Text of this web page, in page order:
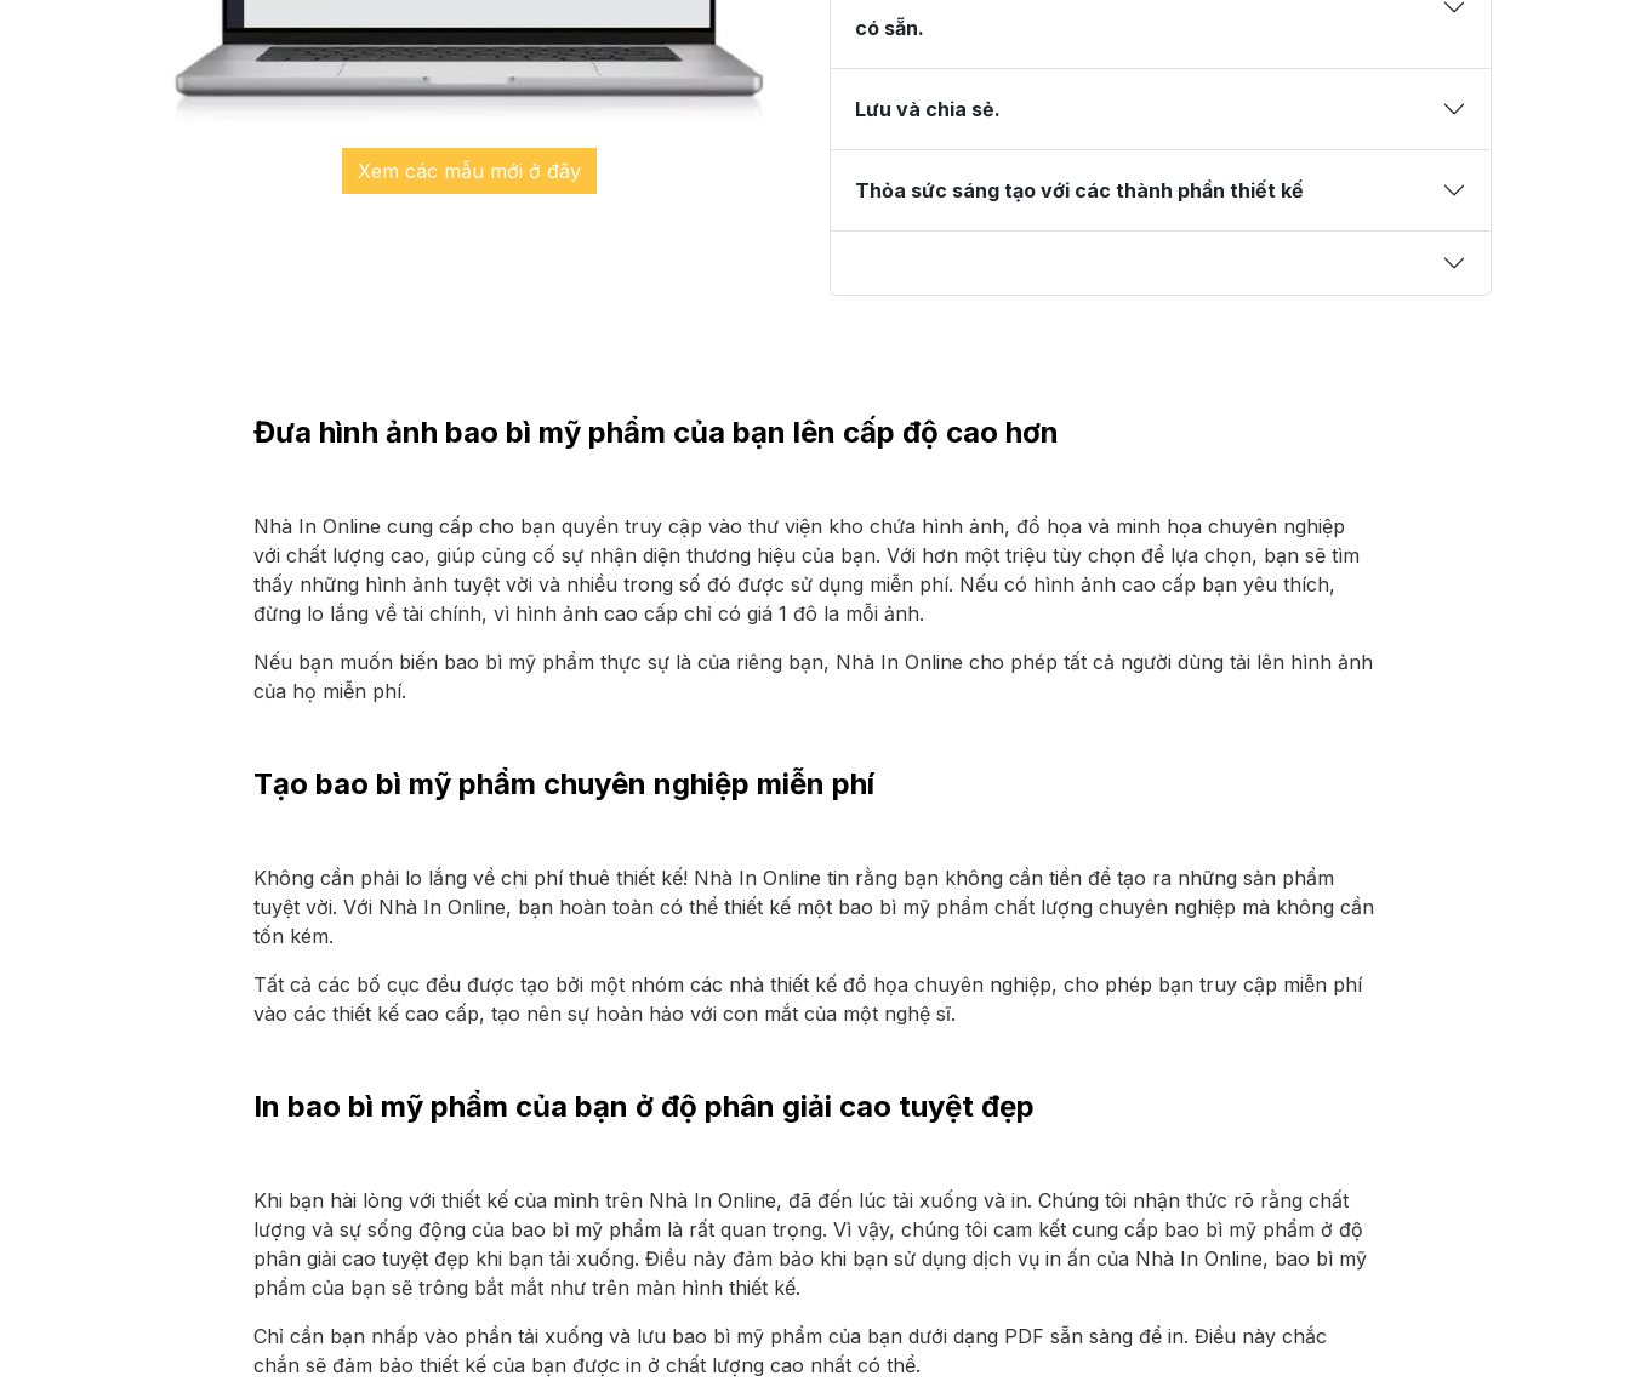
Xem các mẫu mới ở đây
có sẵn.
Lưu và chia sẻ.
Thỏa sức sáng tạo với các thành phần thiết kế
Đưa hình ảnh bao bì mỹ phẩm của bạn lên cấp độ cao hơn
Nhà In Online cung cấp cho bạn quyền truy cập vào thư viện kho chứa hình ảnh, đồ họa và minh họa chuyên nghiệp
với chất lượng cao, giúp củng cố sự nhận diện thương hiệu của bạn. Với hơn một triệu tùy chọn để lựa chọn, bạn sẽ tìm
thấy những hình ảnh tuyệt vời và nhiều trong số đó được sử dụng miễn phí. Nếu có hình ảnh cao cấp bạn yêu thích,
đừng lo lắng về tài chính, vì hình ảnh cao cấp chỉ có giá 1 đô la mỗi ảnh.
Nếu bạn muốn biến bao bì mỹ phẩm thực sự là của riêng bạn, Nhà In Online cho phép tất cả người dùng tải lên hình ảnh
của họ miễn phí.
Tạo bao bì mỹ phẩm chuyên nghiệp miễn phí
Không cần phải lo lắng về chi phí thuê thiết kế! Nhà In Online tin rằng bạn không cần tiền để tạo ra những sản phẩm
tuyệt vời. Với Nhà In Online, bạn hoàn toàn có thể thiết kế một bao bì mỹ phẩm chất lượng chuyên nghiệp mà không cần
tốn kém.
Tất cả các bố cục đều được tạo bởi một nhóm các nhà thiết kế đồ họa chuyên nghiệp, cho phép bạn truy cập miễn phí
vào các thiết kế cao cấp, tạo nên sự hoàn hảo với con mắt của một nghệ sĩ.
In bao bì mỹ phẩm của bạn ở độ phân giải cao tuyệt đẹp
Khi bạn hài lòng với thiết kế của mình trên Nhà In Online, đã đến lúc tải xuống và in. Chúng tôi nhận thức rõ rằng chất
lượng và sự sống động của bao bì mỹ phẩm là rất quan trọng. Vì vậy, chúng tôi cam kết cung cấp bao bì mỹ phẩm ở độ
phân giải cao tuyệt đẹp khi bạn tải xuống. Điều này đảm bảo khi bạn sử dụng dịch vụ in ấn của Nhà In Online, bao bì mỹ
phẩm của bạn sẽ trông bắt mắt như trên màn hình thiết kế.
Chỉ cần bạn nhấp vào phần tải xuống và lưu bao bì mỹ phẩm của bạn dưới dạng PDF sẵn sàng để in. Điều này chắc
chắn sẽ đảm bảo thiết kế của bạn được in ở chất lượng cao nhất có thể.